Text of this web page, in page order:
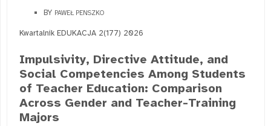
BY PAWEŁ PENSZKO
Kwartalnik EDUKACJA 2(177) 2026
Impulsivity, Directive Attitude, and
Social Competencies Among Students
of Teacher Education: Comparison
Across Gender and Teacher-Training
Majors